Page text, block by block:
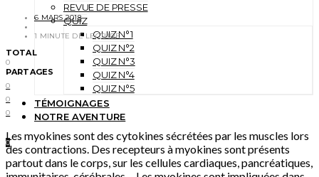
REVUE DE PRESSE
QUIZ
QUIZ N°1
QUIZ N°2
QUIZ N°3
QUIZ N°4
QUIZ N°5
TÉMOIGNAGES
NOTRE AVENTURE
0
6 MARS 2018
1 MINUTE DE LECTURE
TOTAL
0
PARTAGES
0
0
0
Les myokines sont des cytokines sécrétées par les muscles lors
des contractions. Des recepteurs à myokines sont présents
partout dans le corps, sur les cellules cardiaques, pancréatiques,